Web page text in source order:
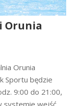
Orunia
Orunia
Sportu będzie
9:00 do 21:00,
systemie wejść